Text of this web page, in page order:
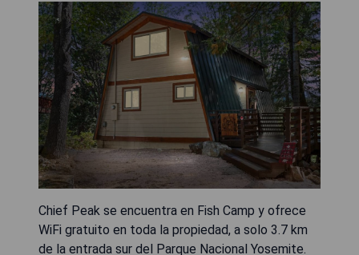
Chief Peak se encuentra en Fish Camp y ofrece
WiFi gratuito en toda la propiedad, a solo 3.7 km
de la entrada sur del Parque Nacional Yosemite.